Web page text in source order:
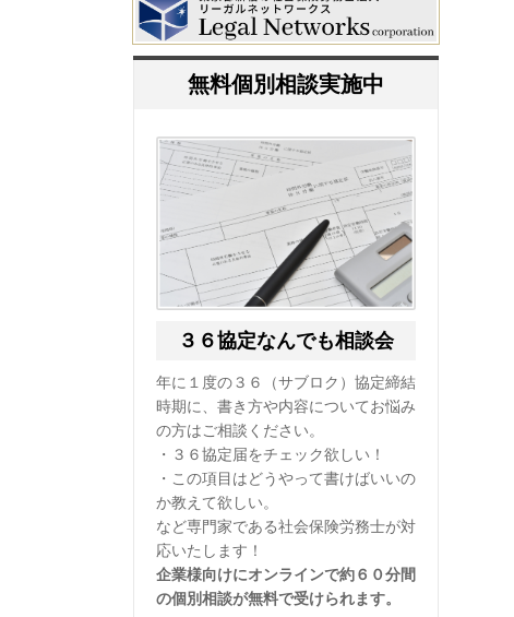
無料個別相談実施中
３６協定なんでも相談会
年に１度の３６（サブロク）協定締結
時期に、書き方や内容についてお悩み
の方はご相談ください。
・３６協定届をチェック欲しい！
・この項目はどうやって書けばいいの
か教えて欲しい。
など専門家である社会保険労務士が対
応いたします！
企業様向けにオンラインで約６０分間
の個別相談が無料で受けられます。